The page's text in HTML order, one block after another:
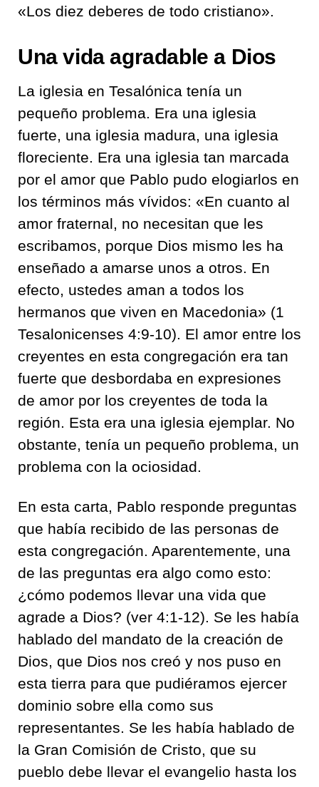
«Los diez deberes de todo cristiano».
Una vida agradable a Dios
La iglesia en Tesalónica tenía un
pequeño problema. Era una iglesia
fuerte, una iglesia madura, una iglesia
floreciente. Era una iglesia tan marcada
por el amor que Pablo pudo elogiarlos en
los términos más vívidos: «En cuanto al
amor fraternal, no necesitan que les
escribamos, porque Dios mismo les ha
enseñado a amarse unos a otros. En
efecto, ustedes aman a todos los
hermanos que viven en Macedonia» (1
Tesalonicenses 4:9-10). El amor entre los
creyentes en esta congregación era tan
fuerte que desbordaba en expresiones
de amor por los creyentes de toda la
región. Esta era una iglesia ejemplar. No
obstante, tenía un pequeño problema, un
problema con la ociosidad.
En esta carta, Pablo responde preguntas
que había recibido de las personas de
esta congregación. Aparentemente, una
de las preguntas era algo como esto:
¿cómo podemos llevar una vida que
agrade a Dios? (ver 4:1-12). Se les había
hablado del mandato de la creación de
Dios, que Dios nos creó y nos puso en
esta tierra para que pudiéramos ejercer
dominio sobre ella como sus
representantes. Se les había hablado de
la Gran Comisión de Cristo, que su
pueblo debe llevar el evangelio hasta los